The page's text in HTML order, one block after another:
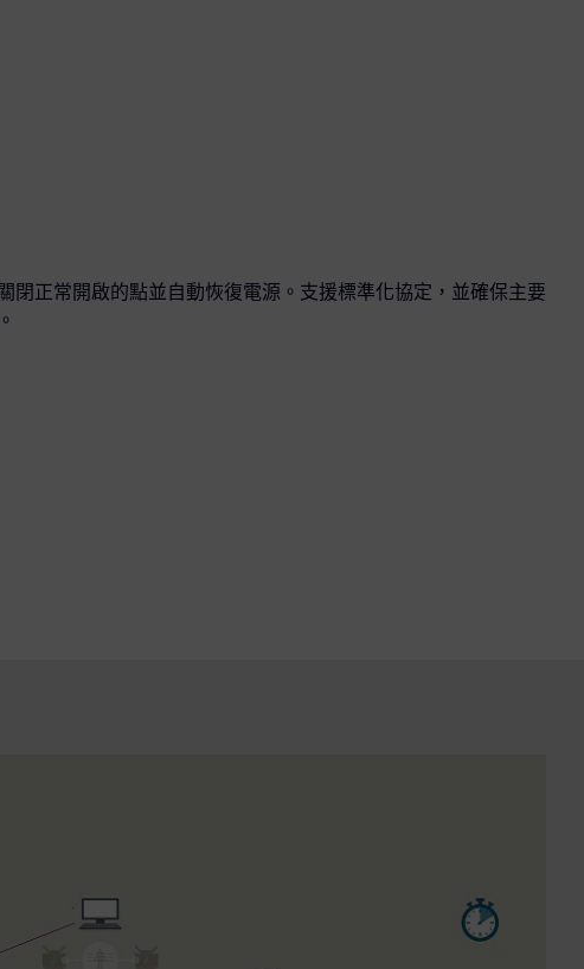
閉正常開啟的點並自動恢復電源。支援標準化協定，並確保主要